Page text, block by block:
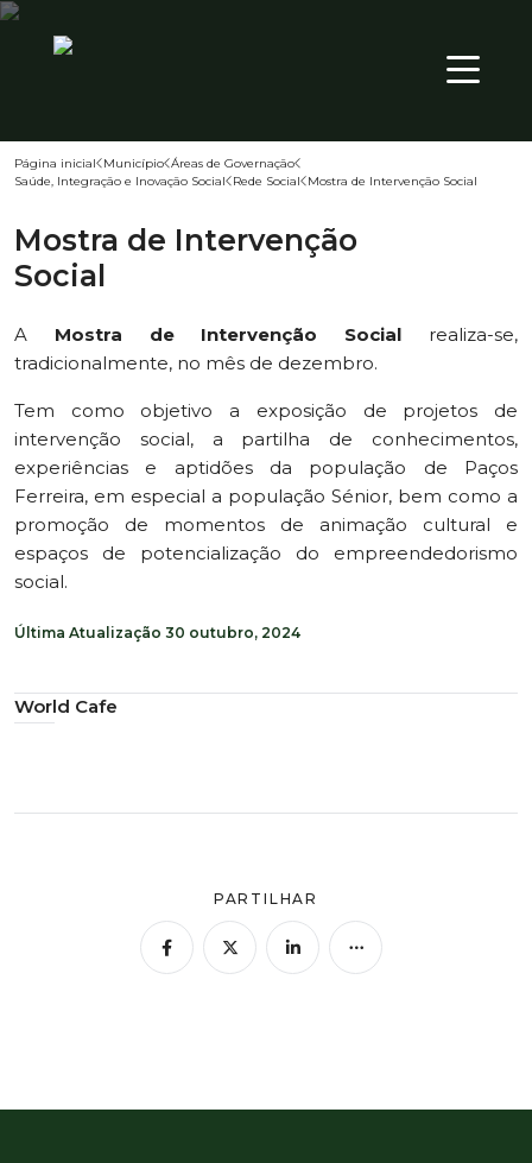
Território
Município
Atualidade
16º PT
Página inicial Município Áreas de Governação
Saúde, Integração e Inovação Social
Rede Social Mostra de Intervenção Social
Mostra de Intervenção
Social
A Mostra de Intervenção Social realiza-se,
tradicionalmente, no mês de dezembro.
Tem como objetivo a exposição de projetos de
intervenção social, a partilha de conhecimentos,
experiências e aptidões da população de Paços
Ferreira, em especial a população Sénior, bem como a
promoção de momentos de animação cultural e
espaços de potencialização do empreendedorismo
social.
Última Atualização 30 outubro, 2024
World Cafe
PARTILHAR